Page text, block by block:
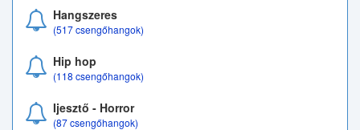
Hangszeres
(517 csengőhangok)
Hip hop
(118 csengőhangok)
Ijesztő - Horror
(87 csengőhangok)